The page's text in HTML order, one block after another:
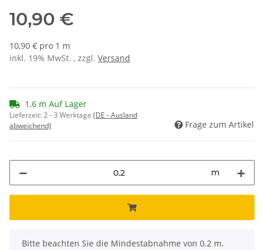
10,90 €
10,90 € pro 1 m
inkl. 19% MwSt. , zzgl. Versand
1.6 m Auf Lager
Lieferzeit:2 - 3 Werktage (DE - Ausland
abweichend)
Frage zum Artikel
m
x
Bitte beachten Sie die Mindestabnahme von 0.2 m.